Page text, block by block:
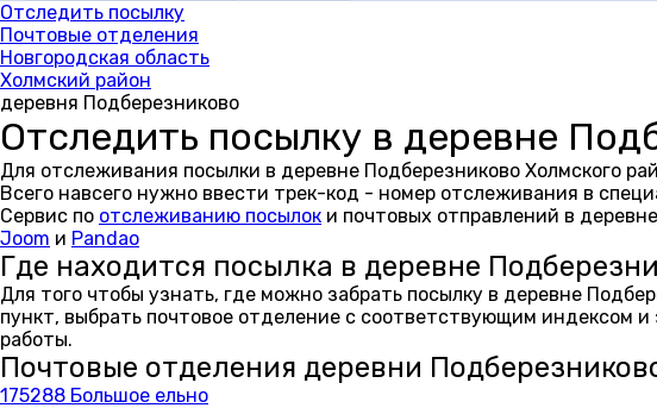
Отследить посылку
Почтовые отделения
Новгородская область
Холмский район
деревня Подберезниково
Отследить посылку в деревне
Для отслеживания посылки в деревне Подберезниково Холмского
Всего навсего нужно ввести трек-код - номер отслеживания в
Сервис по отслеживанию посылок и почтовых отправлений в
Joom и Pandao
Где находится посылка в деревне
Для того чтобы узнать, где можно забрать посылку в деревне
пункт, выбрать почтовое отделение с соответствующим индексом
работы.
Почтовые отделения деревни
175288 Большое ельно